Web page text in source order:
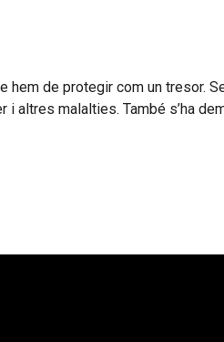
de protegir com un tresor.
malalties. També s’ha